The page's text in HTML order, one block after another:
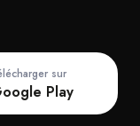
Lennik
Tervuren
sur
Play